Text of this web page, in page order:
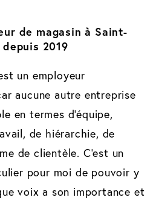
de magasin à Saint-
2019
un employeur
aucune autre entreprise
en termes d'équipe,
de hiérarchie, de
de clientèle. C'est un
pour moi de pouvoir y
voix a son importance et